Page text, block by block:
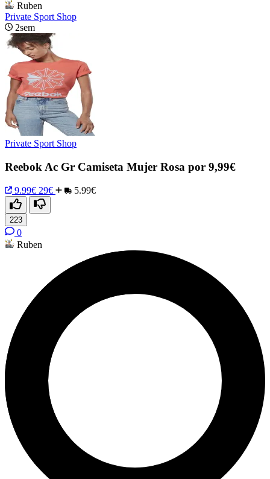
Ruben
Private Sport Shop
2sem
Private Sport Shop
Reebok Ac Gr Camiseta Mujer Rosa por 9,99€
9.99€ 29€ 5.99€
223
0
Ruben